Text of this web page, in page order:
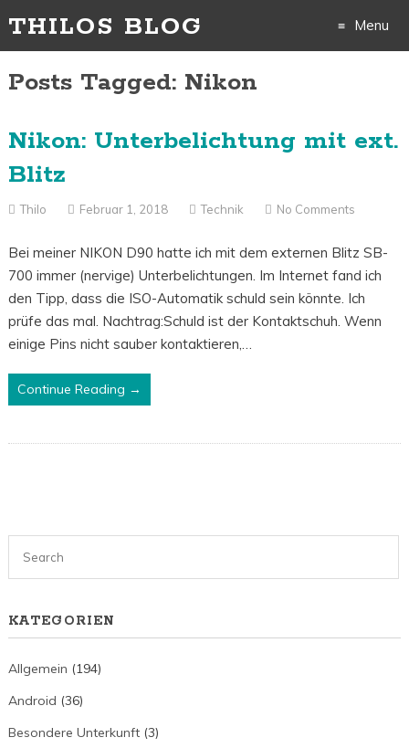
THILOS BLOG Menu
content
Posts Tagged: Nikon
Nikon: Unterbelichtung mit ext.
Blitz
Thilo Februar 1, 2018 Technik No Comments
Bei meiner NIKON D90 hatte ich mit dem externen Blitz SB-
700 immer (nervige) Unterbelichtungen. Im Internet fand ich
den Tipp, dass die ISO-Automatik schuld sein könnte. Ich
prüfe das mal. Nachtrag:Schuld ist der Kontaktschuh. Wenn
einige Pins nicht sauber kontaktieren,…
Continue Reading →
KATEGORIEN
Allgemein (194)
Android (36)
Besondere Unterkunft(3)